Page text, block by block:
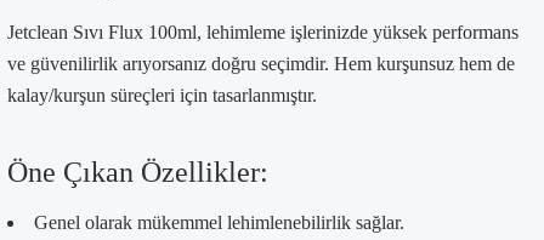
Jetclean Sıvı Flux 100ml, lehimleme işlerinizde yüksek performans
ve güvenilirlik arıyorsanız doğru seçimdir. Hem kurşunsuz hem de
kalay/kurşun süreçleri için tasarlanmıştır.
Öne Çıkan Özellikler:
Genel olarak mükemmel lehimlenebilirlik sağlar.